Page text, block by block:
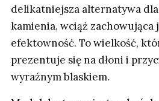
delikatniejsza alternatywa
kamienia, wciąż zachowująca
efektowność. To wielkość,
prezentuje się na dłoni i
wyraźnym blaskiem.